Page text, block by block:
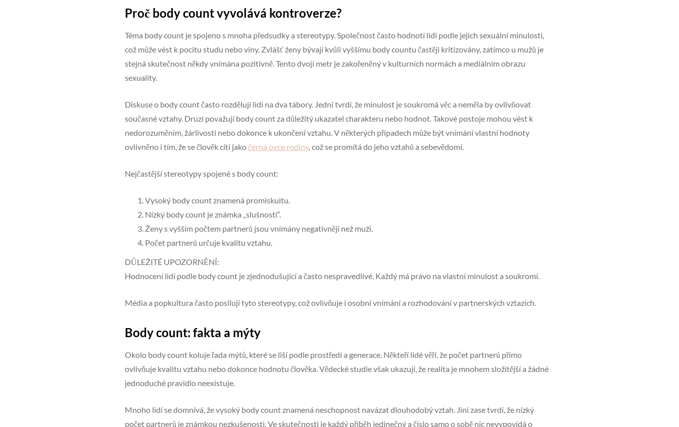
Proč body count vyvolává kontroverze?
Téma body count je spojeno s mnoha předsudky a stereotypy. Společnost často hodnotí lidi podle jejich sexuální minulosti,
což může vést k pocitu studu nebo viny. Zvlášť ženy bývají kvůli vyššímu body countu častěji kritizovány, zatímco u mužů je
stejná skutečnost někdy vnímána pozitivně. Tento dvojí metr je zakořeněný v kulturních normách a mediálním obrazu
sexuality.
Diskuse o body count často rozdělují lidi na dva tábory. Jedni tvrdí, že minulost je soukromá věc a neměla by ovlivňovat
současné vztahy. Druzí považují body count za důležitý ukazatel charakteru nebo hodnot. Takové postoje mohou vést k
nedorozuměním, žárlivosti nebo dokonce k ukončení vztahu. V některých případech může být vnímání vlastní hodnoty
ovlivněno i tím, že se člověk cítí jakočerná ovce rodiny, což se promítá do jeho vztahů a sebevědomí.
Nejčastější stereotypy spojené s body count:
Vysoký body count znamená promiskuitu.
Nízký body count je známka „slušnosti“.
Ženy s vyšším počtem partnerů jsou vnímány negativněji než muži.
Počet partnerů určuje kvalitu vztahu.
DŮLEŽITÉ UPOZORNĚNÍ:
Hodnocení lidí podle body count je zjednodušující a často nespravedlivé. Každý má právo na vlastní minulost a soukromí.
Média a popkultura často posilují tyto stereotypy, což ovlivňuje i osobní vnímání a rozhodování v partnerských vztazích.
Body count: fakta a mýty
Okolo body count koluje řada mýtů, které se liší podle prostředí a generace. Někteří lidé věří, že počet partnerů přímo
ovlivňuje kvalitu vztahu nebo dokonce hodnotu člověka. Vědecké studie však ukazují, že realita je mnohem složitější a žádné
jednoduché pravidlo neexistuje.
Mnoho lidí se domnívá, že vysoký body count znamená neschopnost navázat dlouhodobý vztah. Jiní zase tvrdí, že nízký
počet partnerů je známkou nezkušenosti. Ve skutečnosti je každý příběh jedinečný a číslo samo o sobě nic nevypovídá o